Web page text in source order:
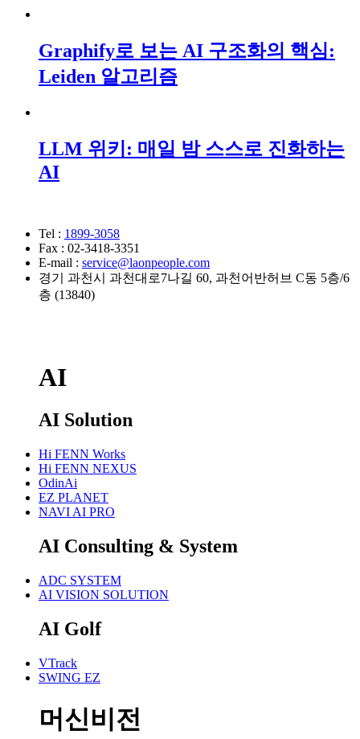
Graphify로 보는 AI 구조화의 핵심:
Leiden 알고리즘
LLM 위키: 매일 밤 스스로 진화하는
AI
Tel : 1899-3058
Fax : 02-3418-3351
E-mail : service@laonpeople.com
경기 과천시 과천대로7나길 60, 과천어반허브 C동 5층/6
층 (13840)
AI
AI Solution
Hi FENN Works
Hi FENN NEXUS
OdinAi
EZ PLANET
NAVI AI PRO
AI Consulting & System
ADC SYSTEM
AI VISION SOLUTION
AI Golf
VTrack
SWING EZ
머신비전